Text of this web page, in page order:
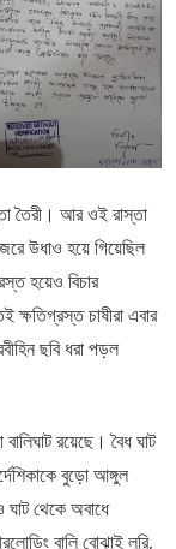
তৈরী। আর ওই রাস্তা
উধাও হয়ে গিয়েছিল
হয়েও বিচার
চাষীরা এবার
ছবি ধরা পড়ল
রয়েছে। বৈধ ঘাট
বুড়ো আঙ্গুল
ঘাট থেকে অবাধে
বালি বোঝাই লরি,